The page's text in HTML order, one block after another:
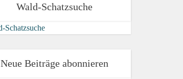
Wald-Schatzsuche
Neue Beiträge abonnieren